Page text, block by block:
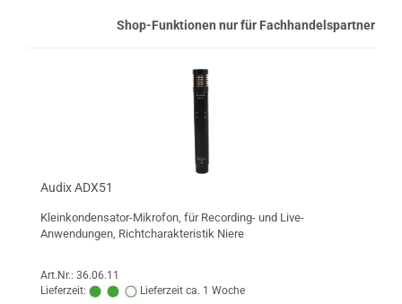
Shop-Funktionen nur für Fachhandelspartner
Audix ADX51
Kleinkondensator-Mikrofon, für Recording- und Live-
Anwendungen, Richtcharakteristik Niere
Art.Nr.: 36.06.11
Lieferzeit:
Lieferzeit ca. 1 Woche